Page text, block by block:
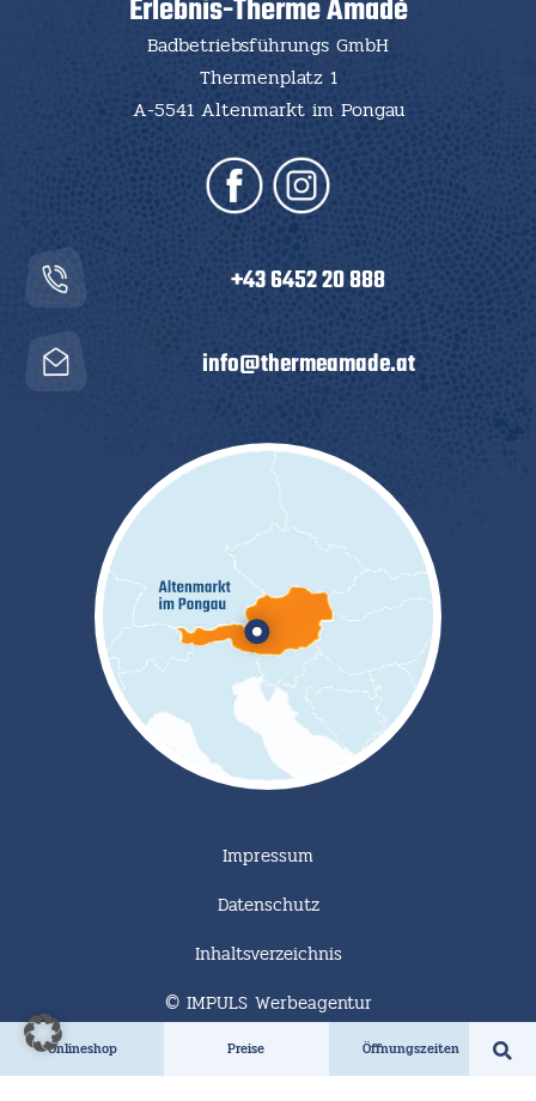
Onlineshop Preise Öffnungszeiten
+43 6452 20 888
info@thermeamade.at
Impressum
Datenschutz
Inhaltsverzeichnis
© IMPULS Werbeagentur